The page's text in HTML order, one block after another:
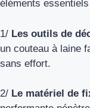
éléments
1/ Les outils de
un couteau à laine
sans effort.
2/ Le matériel de